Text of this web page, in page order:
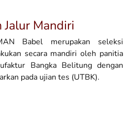
Jalur Mandiri
Babel merupakan seleksi
secara mandiri oleh panitia
Bangka Belitung dengan
pada ujian tes (UTBK).